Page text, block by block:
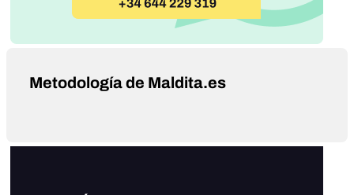
Metodología de Maldita.es